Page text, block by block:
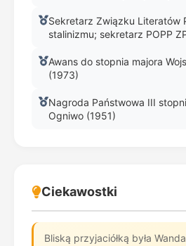
Sekretarz Związku Literatów
stalinizmu; sekretarz POPP
Awans do stopnia majora
(1973)
Nagroda Państwowa III
Ogniwo (1951)
Ciekawostki
Bliską przyjaciółką była